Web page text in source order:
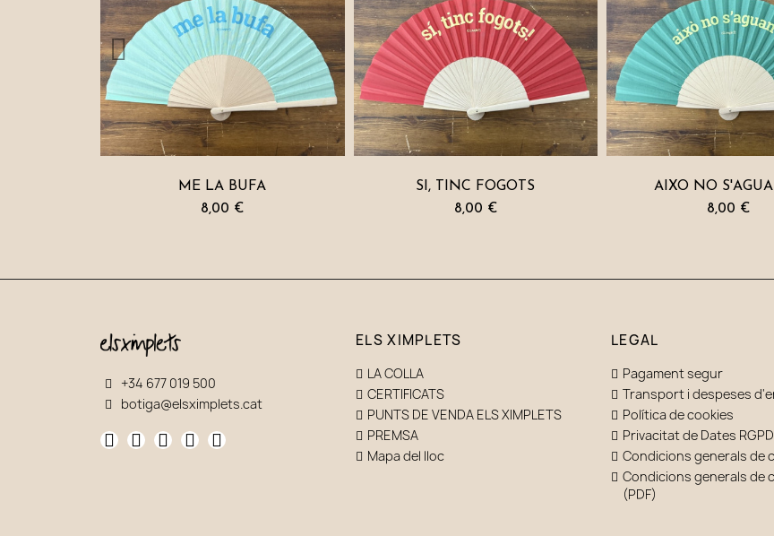
ME LA BUFA
8,00 €
SI, TINC FOGOTS
8,00 €
AIXÒ NO
8,00 €
+34 677 019 500
botiga@elsximplets.cat
ELS XIMPLETS
LA COLLA
CERTIFICATS
PUNTS DE VENDA ELS XIMPLETS
PREMSA
Mapa del lloc
LEGAL
Pagament segur
Transport i despeses
Política de cookies
Privacitat de Dates
Condicions generals de
Condicions generals de
(PDF)